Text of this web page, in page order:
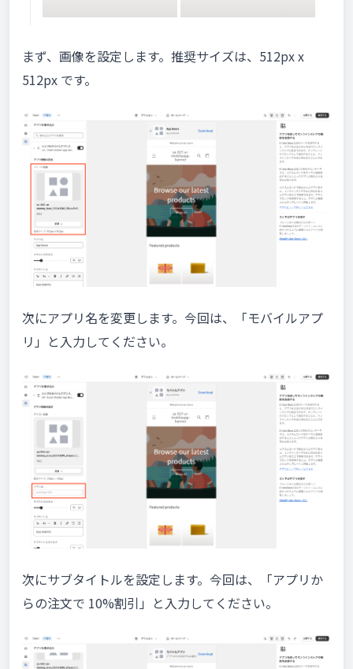
まず、画像を設定します。推奨サイズは、512px x
512px です。
次にアプリ名を変更します。今回は、「モバイルアプ
リ」と入力してください。
次にサブタイトルを設定します。今回は、「アプリか
らの注文で 10%割引」と入力してください。